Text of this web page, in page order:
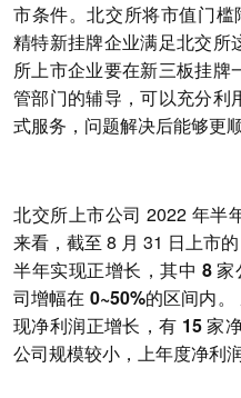
市条件。北交所将市值门槛
精特新挂牌企业满足北交所
所上市企业要在新三板挂牌
管部门的辅导，可以充分利
式服务 ，问题解决后能够更
北交所上市公司 2022 年半
来看，截至 8 月 31 日上市
半年实现正增长 ，其中 8 家
司增幅在 0~50%的区间内
现净利润正增长 ，有 15 家
公司规模较小，上年度净利